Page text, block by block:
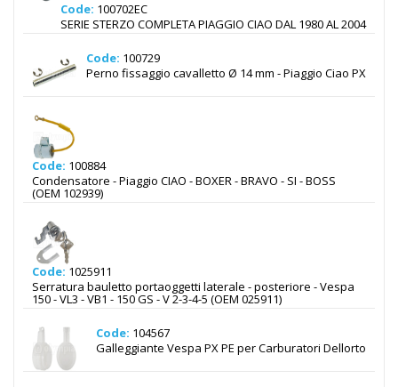
Code: 100702EC
SERIE STERZO COMPLETA PIAGGIO CIAO DAL 1980 AL 2004
Code: 100729
Perno fissaggio cavalletto Ø 14 mm - Piaggio Ciao PX
Code: 100884
Condensatore - Piaggio CIAO - BOXER - BRAVO - SI - BOSS
(OEM 102939)
Code: 1025911
Serratura bauletto portaoggetti laterale - posteriore - Vespa
150 - VL3 - VB1 - 150 GS - V 2-3-4-5 (OEM 025911)
Code: 104567
Galleggiante Vespa PX PE per Carburatori Dellorto